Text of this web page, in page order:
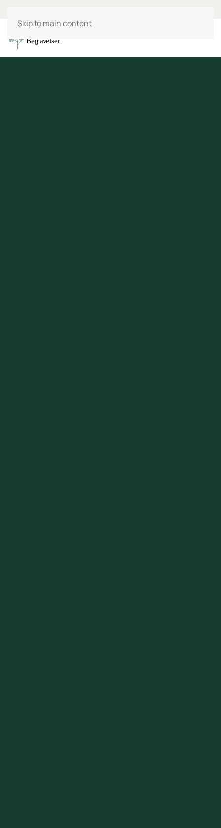
Skip to main content